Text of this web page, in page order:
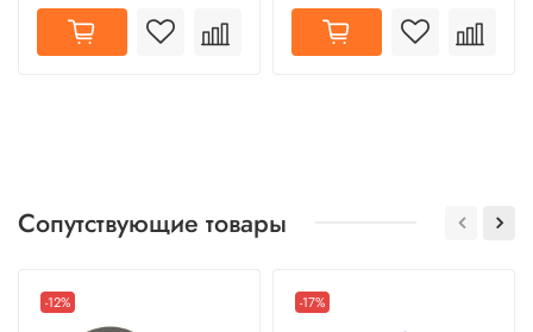
Сопутствующие товары
-12% -17%